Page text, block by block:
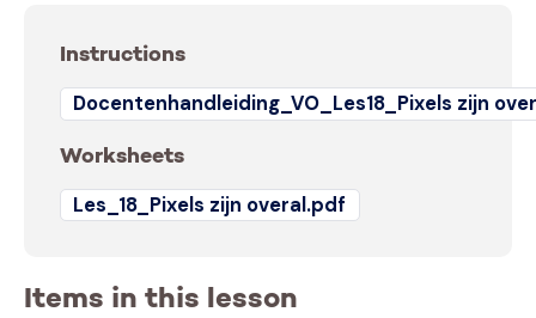
Instructions
Docentenhandleiding_VO_Les18_Pixels zijn
Worksheets
Les_18_Pixels zijn overal.pdf
Items in this lesson